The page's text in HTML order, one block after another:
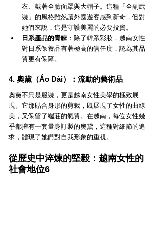
衣、戴著全臉面罩與大帽子。這種「全副武
裝」的風格雖然讓外國遊客感到新奇，但對
她們來說，這是守護美麗的必要投資。
日系產品的青睞 ：除了韓系彩妝，越南女性
對日系保養品有著極高的信任度，認為其品
質更有保障。
4. 奧黛（Áo Dài）：流動的藝術品
奧黛不只是服裝，更是越南女性美學的極致展
現。它那貼合身形的剪裁，既展現了女性的曲線
美，又保留了端莊的氣質。在越南，每位女性幾
乎都擁有一套量身訂製的奧黛，這種對細節的追
求，體現了她們對自我形象的重視。
從歷史中淬煉的堅毅：越南女性的
社會地位6